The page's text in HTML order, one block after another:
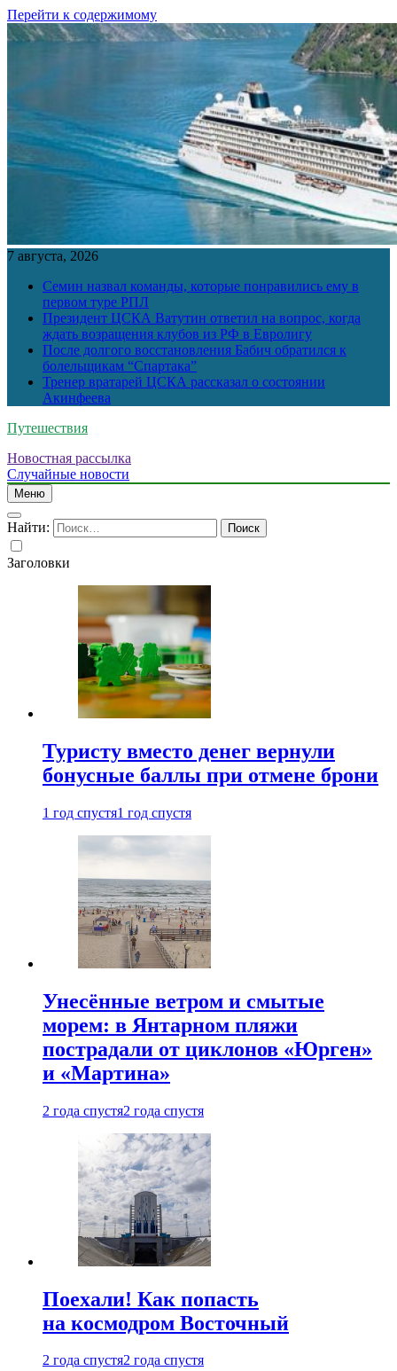
Перейти к содержимому
7 августа, 2026
Семин назвал команды, которые понравились ему в
первом туре РПЛ
Президент ЦСКА Ватутин ответил на вопрос, когда
ждать возращения клубов из РФ в Евролигу
После долгого восстановления Бабич обратился к
болельщикам “Спартака”
Тренер вратарей ЦСКА рассказал о состоянии
Акинфеева
Путешествия
Новостная рассылка
Случайные новости
Меню
Найти:
Заголовки
Туристу вместо денег вернули
бонусные баллы при отмене брони
1 год спустя1 год спустя
Унесённые ветром и смытые
морем: в Янтарном пляжи
пострадали от циклонов «Юрген»
и «Мартина»
2 года спустя2 года спустя
Поехали! Как попасть
на космодром Восточный
2 года спустя2 года спустя